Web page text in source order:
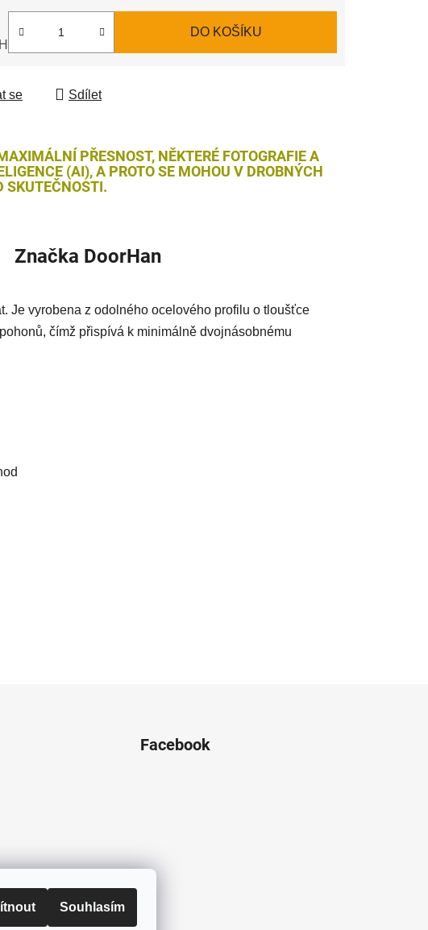
Souhlasím
DO KOŠÍKU
se Sdílet
PŘESNOST, NĚKTERÉ FOTOGRAFIE A
(AI), A PROTO SE MOHOU V DROBNÝCH
SKUTEČNOSTI.
Značka DoorHan
Je vyrobena z odolného ocelového profilu o tloušťce
čímž přispívá k minimálně dvojnásobnému
Facebook